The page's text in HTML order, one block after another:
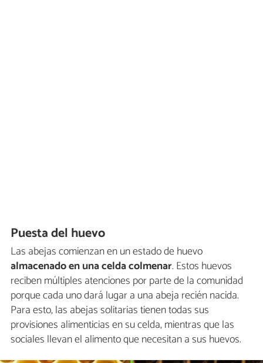
Puesta del huevo
Las abejas comienzan en un estado de huevo
almacenado en una celda colmenar. Estos huevos
reciben múltiples atenciones por parte de la comunidad
porque cada uno dará lugar a una abeja recién nacida.
Para esto, las abejas solitarias tienen todas sus
provisiones alimenticias en su celda, mientras que las
sociales llevan el alimento que necesitan a sus huevos.